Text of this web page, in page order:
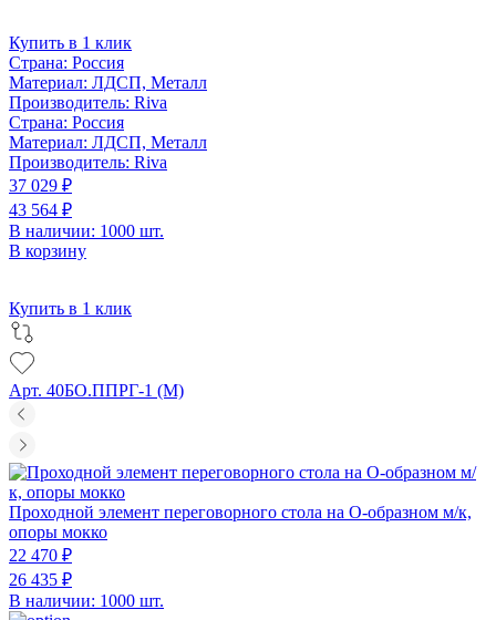
Купить в 1 клик
Страна: Россия
Материал: ЛДСП, Металл
Производитель: Riva
Страна: Россия
Материал: ЛДСП, Металл
Производитель: Riva
37 029 ₽
43 564 ₽
В наличии: 1000 шт.
В корзину
Купить в 1 клик
Арт. 40БО.ППРГ-1 (M)
Проходной элемент переговорного стола на О-образном м/к,
опоры мокко
22 470 ₽
26 435 ₽
В наличии: 1000 шт.